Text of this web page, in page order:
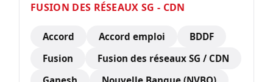
FUSION DES RÉSEAUX SG - CDN
Accord Accord emploi
BDDF
Fusion
Fusion des réseaux SG / CDN